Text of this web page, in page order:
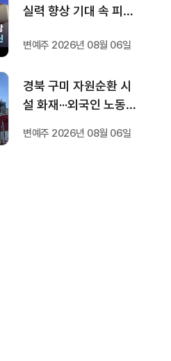
실력 향상 기대 속 피서
변예주 2026년 08월 06일
경북 구미 자원순환 시
설 화재···외국인 노동자
변예주 2026년 08월 06일